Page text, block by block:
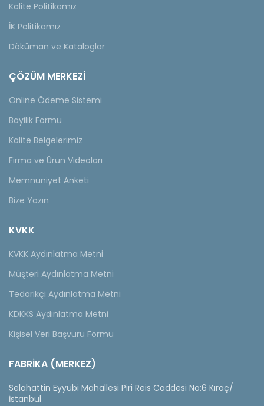
Kalite Politikamız
İK Politikamız
Döküman ve Kataloglar
ÇÖZÜM MERKEZİ
Online Ödeme Sistemi
Bayilik Formu
Kalite Belgelerimiz
Firma ve Ürün Videoları
Memnuniyet Anketi
Bize Yazın
KVKK
KVKK Aydınlatma Metni
Müşteri Aydınlatma Metni
Tedarikçi Aydınlatma Metni
KDKKS Aydınlatma Metni
Kişisel Veri Başvuru Formu
FABRİKA (MERKEZ)
Selahattin Eyyubi Mahallesi Piri Reis Caddesi No:6 Kıraç/
İstanbul